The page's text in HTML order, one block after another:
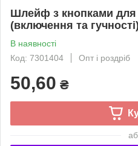
Шлейф з кнопками для
(включення та гучності)
В наявності
Код: 7301404
Опт і роздріб
50,60 ₴